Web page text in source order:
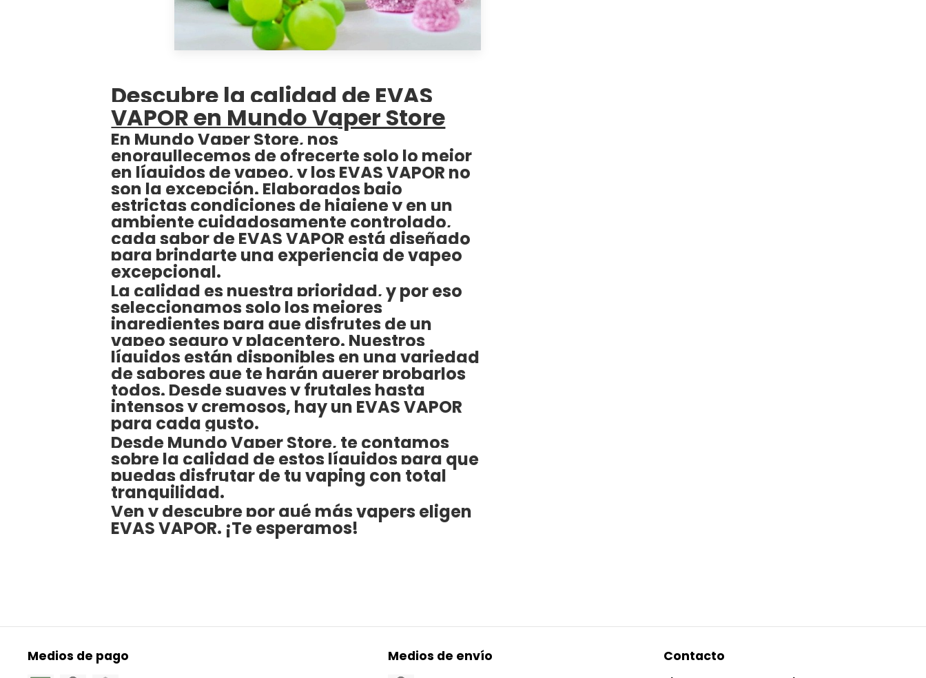
Descubre la calidad de EVAS
VAPOR en Mundo Vaper Store
En Mundo Vaper Store, nos
enorgullecemos de ofrecerte solo lo mejor
en líquidos de vapeo, y los EVAS VAPOR no
son la excepción. Elaborados bajo
estrictas condiciones de higiene y en un
ambiente cuidadosamente controlado,
cada sabor de EVAS VAPOR está diseñado
para brindarte una experiencia de vapeo
excepcional.
La calidad es nuestra prioridad, y por eso
seleccionamos solo los mejores
ingredientes para que disfrutes de un
vapeo seguro y placentero. Nuestros
líquidos están disponibles en una variedad
de sabores que te harán querer probarlos
todos. Desde suaves y frutales hasta
intensos y cremosos, hay un EVAS VAPOR
para cada gusto.
Desde Mundo Vaper Store, te contamos
sobre la calidad de estos líquidos para que
puedas disfrutar de tu vaping con total
tranquilidad.
Ven y descubre por qué más vapers eligen
EVAS VAPOR. ¡Te esperamos!
Medios de pago Medios de envío Contacto